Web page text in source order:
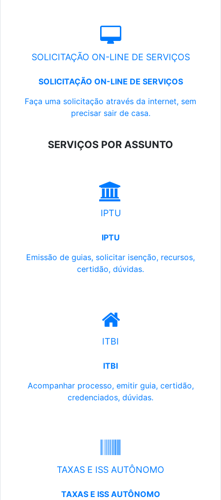
SOLICITAÇÃO ON-LINE DE SERVIÇOS
SOLICITAÇÃO ON-LINE DE SERVIÇOS
Faça uma solicitação através da internet, sem
precisar sair de casa.
SERVIÇOS POR ASSUNTO
IPTU
IPTU
Emissão de guias, solicitar isenção, recursos,
certidão, dúvidas.
ITBI
ITBI
Acompanhar processo, emitir guia, certidão,
credenciados, dúvidas.
TAXAS E ISS AUTÔNOMO
TAXAS E ISS AUTÔNOMO